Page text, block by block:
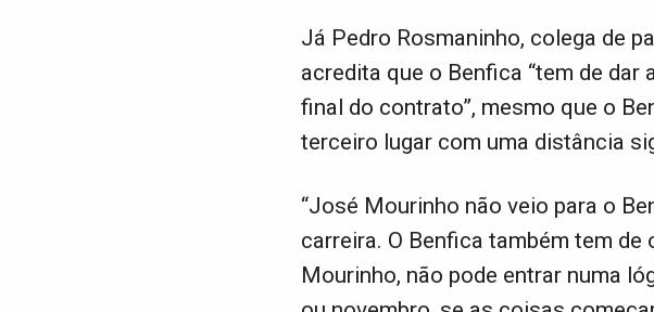
Já Pedro Rosmaninho, colega de
acredita que o Benfica “tem de
final do contrato”, mesmo que o
terceiro lugar com uma distância
“José Mourinho não veio para o
carreira. O Benfica também tem
Mourinho, não pode entrar numa